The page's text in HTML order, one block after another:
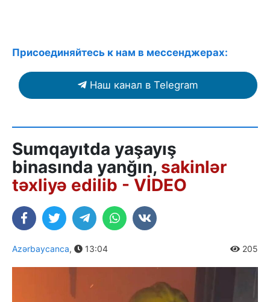
Присоединяйтесь к нам в мессенджерах:
Наш канал в Telegram
Sumqayıtda yaşayış
binasında yanğın, sakinlər
təxliyə edilib - VİDEO
Azərbaycanca, 13:04 205